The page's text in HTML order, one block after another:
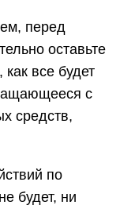
перед
оставьте
все будет
с
средств,
по
будет, ни